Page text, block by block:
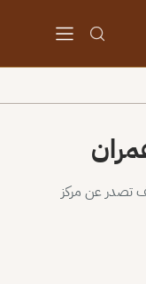
تصدر عن مركز